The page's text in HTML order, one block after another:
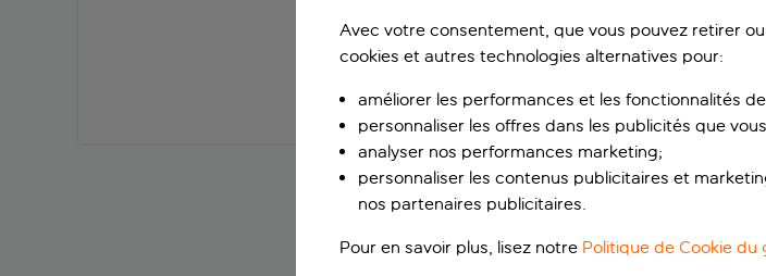
Avec votre consentement, que vous pouvez retirer
cookies et autres technologies alternatives pour:
améliorer les performances et les fonctionnalités
personnaliser les offres dans les publicités que
analyser nos performances marketing;
personnaliser les contenus publicitaires et
nos partenaires publicitaires.
Pour en savoir plus, lisez notre Politique de Cookie du